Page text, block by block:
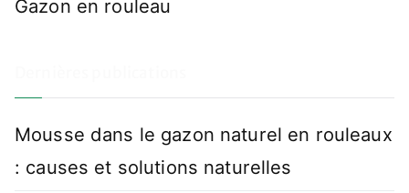
Gazon en rouleau
Mousse dans le gazon naturel en rouleaux
: causes et solutions naturelles